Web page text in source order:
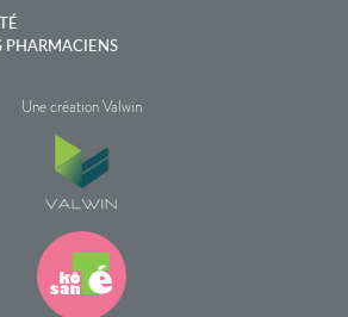
PHARMACIENS
Une création Valwin